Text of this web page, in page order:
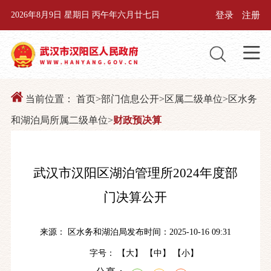
2026年8月9日 星期日 丙午年六月廿七日 登录 注册
当前位置： 首页>部门信息公开>区属二级单位>区水务
和湖泊局所属二级单位>财政预决算
武汉市汉阳区湖泊管理所2024年度部
门决算公开
来源： 区水务和湖泊局发布时间：2025-10-16 09:31
字号： 【 大】 【中 】 【小】